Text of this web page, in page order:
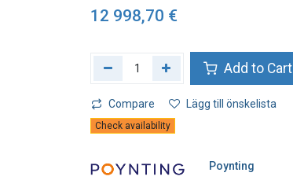
12 998,70 €
Add to Cart
Compare Lägg till önskelista
Check availability
Poynting